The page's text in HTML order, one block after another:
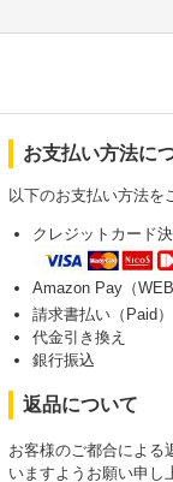
お支払い方法に
以下のお支払い方法を
クレジットカード
Amazon Pay（
請求書払い（Paid）
代金引き換え
銀行振込
返品について
お客様のご都合による
いますようお願い申し